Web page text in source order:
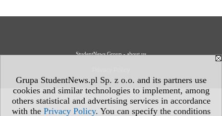
Grupa StudentNews.pl Sp. z o.o. and its partners use
cookies and similar technologies to implement, among
others statistical and advertising services in accordance
with the Privacy Policy. You can specify the conditions
StudentNews Group - about us